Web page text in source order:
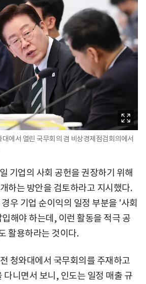
에서 열린 국무회의 겸 비상경제점검회의에서
기업의 사회 공헌을 권장하기 위해
하는 방안을 검토하라고 지시했다.
우 기업 순이익의 일정 부분을 '사회
해야 하는데, 이런 활동을 적극 공
활용하라는 것이다.
청와대에서 국무회의를 주재하고
다니면서 보니, 인도는 일정 매출 규